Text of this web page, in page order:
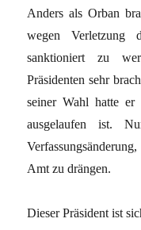
Anders als Orban
wegen Verletzung
sanktioniert zu
Präsidenten sehr
seiner Wahl hatte
ausgelaufen ist.
Amt zu drängen.
Dieser Präsident ist